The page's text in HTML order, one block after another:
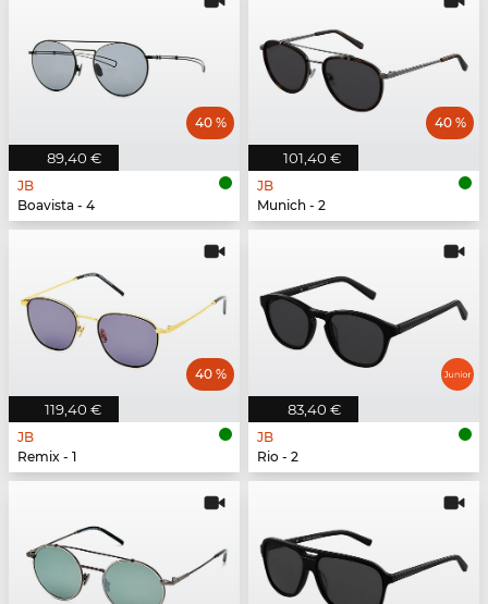
89,40 €
40 %
JB
Boavista - 4
101,40 €
40 %
JB
Munich - 2
119,40 €
40 %
JB
Remix - 1
83,40 €
JB
Rio - 2